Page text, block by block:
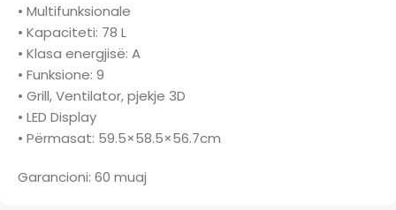
• Multifunksionale
• Kapaciteti: 78 L
• Klasa energjisë: A
• Funksione: 9
• Grill, Ventilator, pjekje 3D
• LED Display
• Përmasat: 59.5×58.5×56.7cm
Garancioni: 60 muaj